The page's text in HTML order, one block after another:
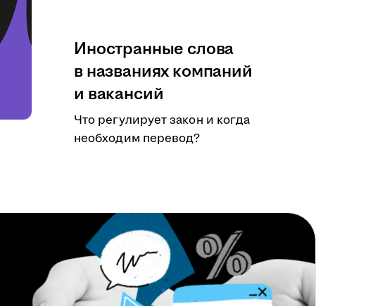
Иностранные слова
в названиях компаний
и вакансий
Что регулирует закон и когда
необходим перевод?